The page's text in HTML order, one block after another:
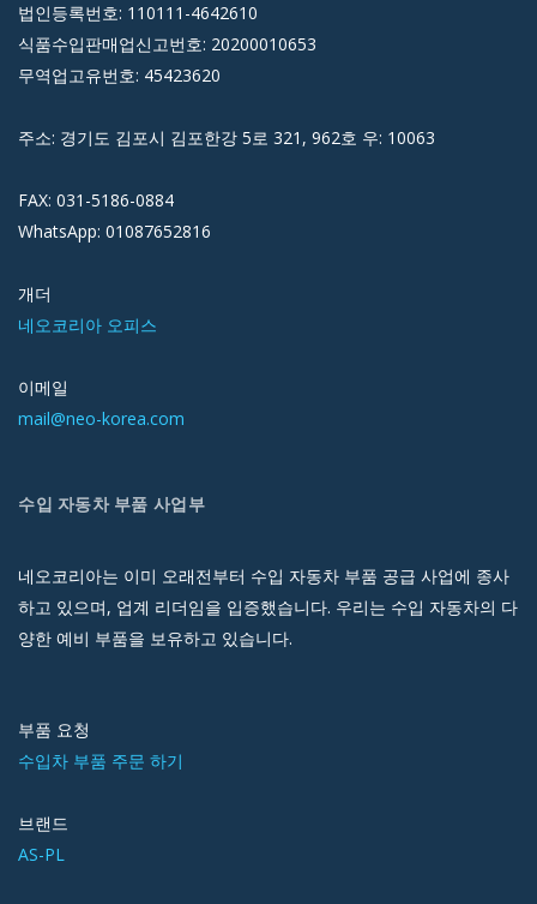
법인등록번호: 110111-4642610
식품수입판매업신고번호: 20200010653
무역업고유번호: 45423620
주소: 경기도 김포시 김포한강 5로 321, 962호 우: 10063
FAX: 031-5186-0884
WhatsApp: 01087652816
개더
네오코리아 오피스
이메일
mail@neo-korea.com
수입 자동차 부품 사업부
네오코리아는 이미 오래전부터 수입 자동차 부품 공급 사업에 종사
하고 있으며, 업계 리더임을 입증했습니다. 우리는 수입 자동차의 다
양한 예비 부품을 보유하고 있습니다.
부품 요청
수입차 부품 주문 하기
브랜드
AS-PL